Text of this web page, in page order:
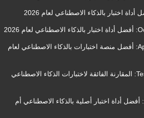
Momentic مقابل Applitools: أفضل منصة اختبارات بالذكاء الاصطناعي لعام
Momentic مقابل Testsigma: المقارنة الفائقة لاختبارات الذكاء الاصطناعي
Momentic مقابل Katalon: أفضل أداة اختبار أصلية بالذكاء الاصطناعي أم